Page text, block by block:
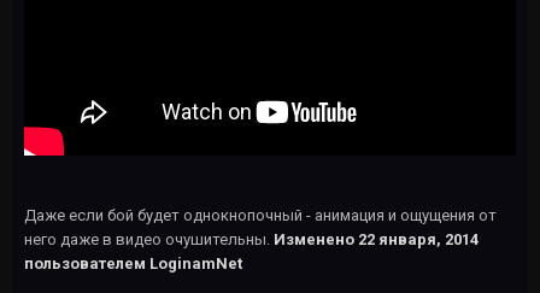
Даже если бой будет однокнопочный - анимация и ощущения от
него даже в видео очушительны. Изменено 22 января, 2014
пользователем LoginamNet